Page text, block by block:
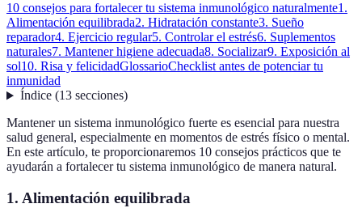
10 consejos para fortalecer tu sistema inmunológico naturalmente1.
Alimentación equilibrada2. Hidratación constante3. Sueño
reparador4. Ejercicio regular5. Controlar el estrés6. Suplementos
naturales7. Mantener higiene adecuada8. Socializar9. Exposición al
sol10. Risa y felicidadGlossarioChecklist antes de potenciar tu
inmunidad
Índice(13 secciones)
Mantener un sistema inmunológico fuerte es esencial para nuestra
salud general, especialmente en momentos de estrés físico o mental.
En este artículo, te proporcionaremos 10 consejos prácticos que te
ayudarán a fortalecer tu sistema inmunológico de manera natural.
1. Alimentación equilibrada